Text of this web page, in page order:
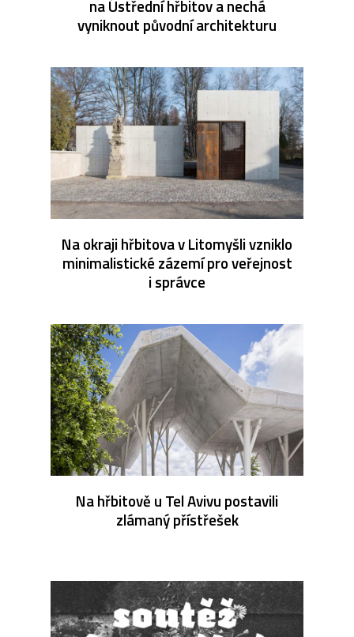
na Ústřední hřbitov a nechá
vyniknout původní architekturu
Na okraji hřbitova v Litomyšli vzniklo
minimalistické zázemí pro veřejnost
i správce
Na hřbitově u Tel Avivu postavili
zlámaný přístřešek